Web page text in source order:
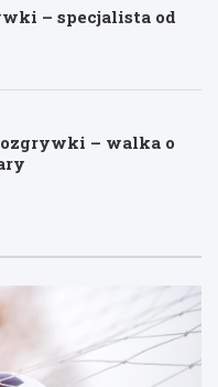
– specjalista od
– walka o